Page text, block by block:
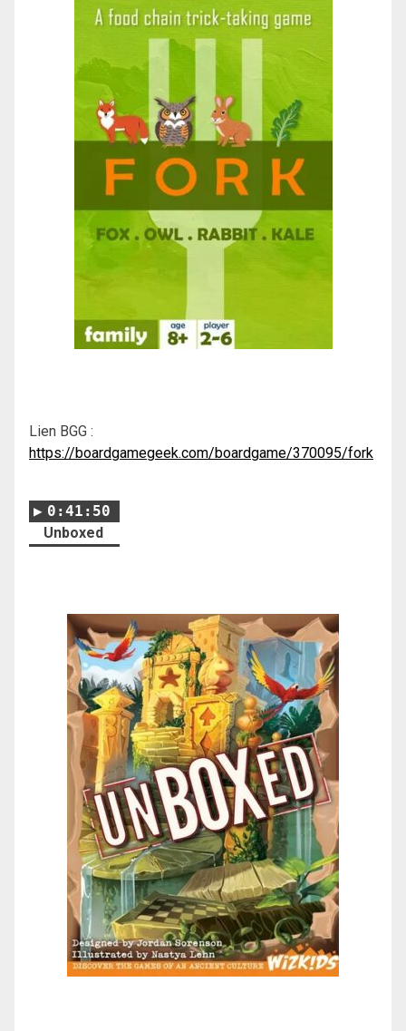
Lien BGG :
https://boardgamegeek.com/boardgame/370095/fork
0:41:50
Unboxed